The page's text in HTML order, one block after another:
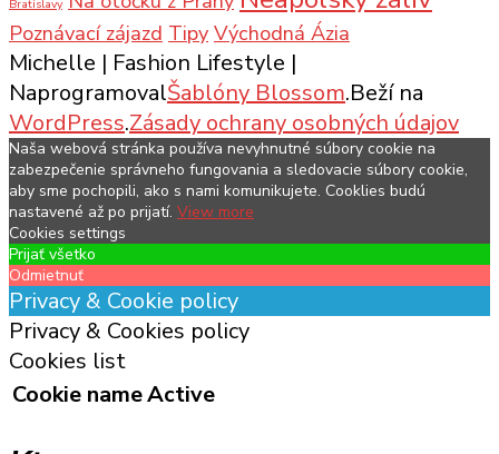
Bratislavy
Poznávací zájazd Tipy Východná Ázia
Michelle | Fashion Lifestyle |
NaprogramovalŠablóny Blossom.Beží na
WordPress.Zásady ochrany osobných údajov
Naša webová stránka používa nevyhnutné súbory cookie na
zabezpečenie správneho fungovania a sledovacie súbory cookie,
aby sme pochopili, ako s nami komunikujete. Cooklies budú
nastavené až po prijatí. View more
Cookies settings
Prijať všetko
Odmietnuť
Privacy & Cookie policy
Privacy & Cookies policy
Cookies list
Cookie nameActive